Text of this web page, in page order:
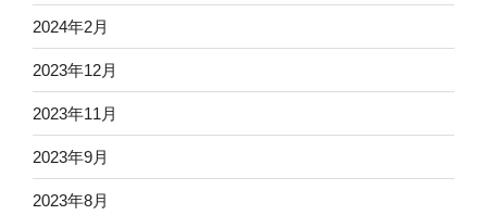
2024年2月
2023年12月
2023年11月
2023年9月
2023年8月